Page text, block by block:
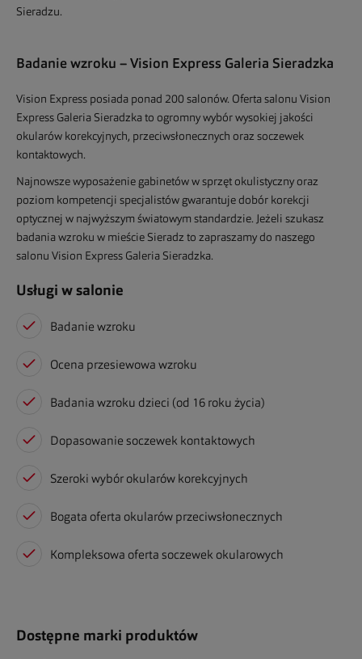
Sieradzu.
Badanie wzroku – Vision Express Galeria Sieradzka
Vision Express posiada ponad 200 salonów. Oferta salonu Vision
Express Galeria Sieradzka to ogromny wybór wysokiej jakości
okularów korekcyjnych, przeciwsłonecznych oraz soczewek
kontaktowych.
Najnowsze wyposażenie gabinetów w sprzęt okulistyczny oraz
poziom kompetencji specjalistów gwarantuje dobór korekcji
optycznej w najwyższym światowym standardzie. Jeżeli szukasz
badania wzroku w mieście Sieradz to zapraszamy do naszego
salonu Vision Express Galeria Sieradzka.
Usługi w salonie
Badanie wzroku
Ocena przesiewowa wzroku
Badania wzroku dzieci (od 16 roku życia)
Dopasowanie soczewek kontaktowych
Szeroki wybór okularów korekcyjnych
Bogata oferta okularów przeciwsłonecznych
Kompleksowa oferta soczewek okularowych
Dostępne marki produktów